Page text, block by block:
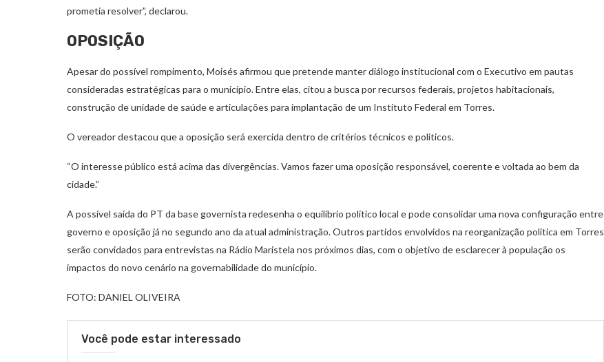
prometia resolver”, declarou.
OPOSIÇÃO
Apesar do possível rompimento, Moisés afirmou que pretende manter diálogo institucional com o Executivo em pautas
consideradas estratégicas para o município. Entre elas, citou a busca por recursos federais, projetos habitacionais,
construção de unidade de saúde e articulações para implantação de um Instituto Federal em Torres.
O vereador destacou que a oposição será exercida dentro de critérios técnicos e políticos.
“O interesse público está acima das divergências. Vamos fazer uma oposição responsável, coerente e voltada ao bem da
cidade.”
A possível saída do PT da base governista redesenha o equilíbrio político local e pode consolidar uma nova configuração entre
governo e oposição já no segundo ano da atual administração. Outros partidos envolvidos na reorganização política em Torres
serão convidados para entrevistas na Rádio Maristela nos próximos dias, com o objetivo de esclarecer à população os
impactos do novo cenário na governabilidade do município.
FOTO: DANIEL OLIVEIRA
Você pode estar interessado